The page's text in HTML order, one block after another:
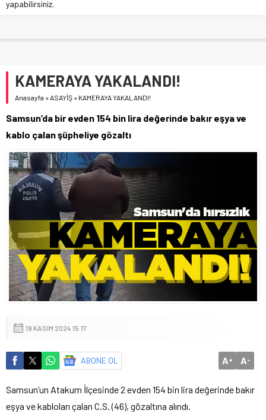
yapabilirsiniz.
KAMERAYA YAKALANDI!
Anasayfa »ASAYİŞ » KAMERAYA YAKALANDI!
Samsun’da bir evden 154 bin lira değerinde bakır eşya ve
kablo çalan şüpheliye gözaltı
19 KASIM 2024 15:17
ABONE OL A+ A-
Samsun’un Atakum İlçesinde 2 evden 154 bin lira değerinde bakır
eşya ve kabloları çalan C.S. (46), gözaltına alındı.